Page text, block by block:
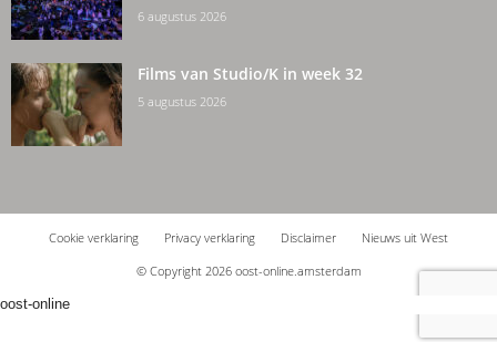
6 augustus 2026
Films van Studio/K in week 32
5 augustus 2026
Cookie verklaring Privacy verklaring Disclaimer
Nieuws uit West
© Copyright 2026 oost-online.amsterdam
oost-online